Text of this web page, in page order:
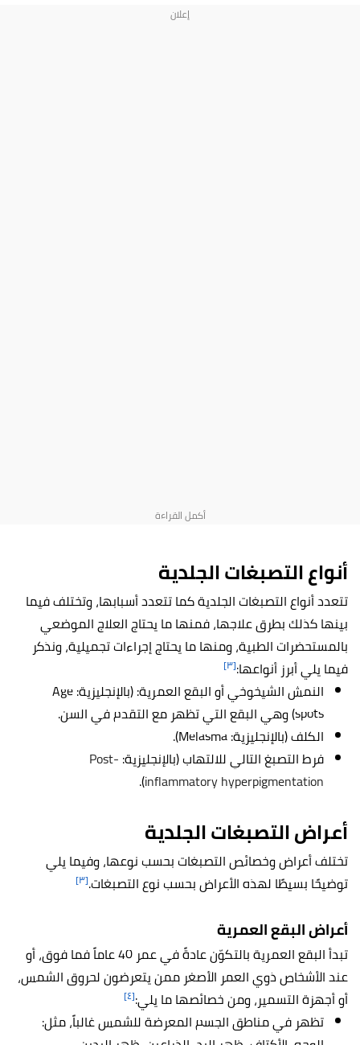
أنواع التصبغات الجلدية
تتعدد أنواع التصبغات الجلدية كما تتعدد أسبابها، وتختلف فيما
بينها كذلك بطرق علاجها، فمنها ما يحتاج العلاج الموضعي
بالمستحضرات الطبية، ومنها ما يحتاج إجراءات تجميلية، ونذكر
فيما يلي أبرز أنواعها:[٣]
النمش الشيخوخي أو البقع العمرية: (بالإنجليزية: Age
spots) وهي البقع التي تظهر مع التقدم في السن.
الكلف (بالإنجليزية: Melasma).
فرط التصبغ التالي للالتهاب (بالإنجليزية: Post-
inflammatory hyperpigmentation
).
أعراض التصبغات الجلدية
تختلف أعراض وخصائص التصبغات بحسب نوعها، وفيما يلي
توضيحًا بسيطًا لهذه الأعراض بحسب نوع التصبغات.[٣]
أعراض البقع العمرية
تبدأ البقع العمرية بالتكوّن عادةً في عمر 40 عاماً فما فوق، أو
عند الأشخاص ذوي العمر الأصغر ممن يتعرضون لحروق الشمس،
أو أجهزة التسمير، ومن خصائصها ما يلي:[٤]
تظهر في مناطق الجسم المعرضة للشمس غالباً، مثل: